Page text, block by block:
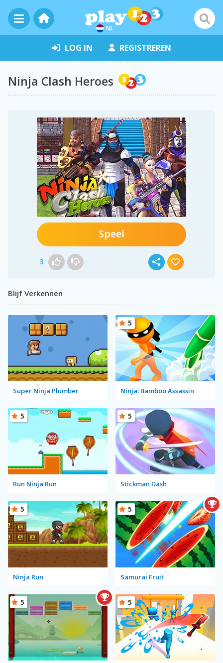
NL
LOG IN REGISTREREN
Ninja Clash Heroes
Speel
3
Blijf Verkennen
Super Ninja Plumber Ninja: Bamboo Assassin
5
Run Ninja Run
5
Stickman Dash
5
Ninja Run
5
Samurai Fruit
5
5 5